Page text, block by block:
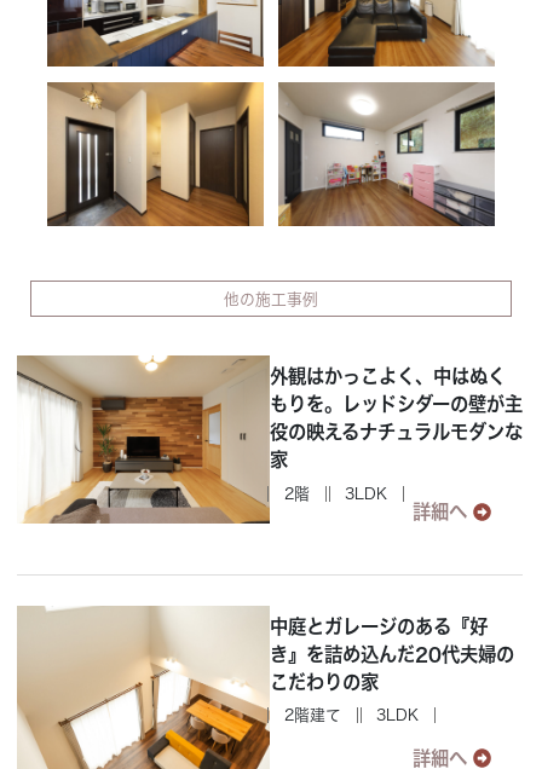
他の施工事例
外観はかっこよく、中はぬく
もりを。レッドシダーの壁が主
役の映えるナチュラルモダンな
家
2階 3LDK
詳細へ
中庭とガレージのある『好
き』を詰め込んだ20代夫婦の
こだわりの家
2階建て 3LDK
詳細へ